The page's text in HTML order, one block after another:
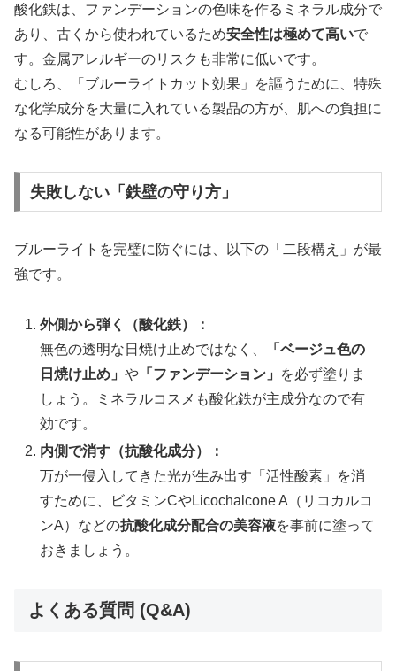
酸化鉄は、ファンデーションの色味を作るミネラル成分で
あり、古くから使われているため安全性は極めて高いで
す。金属アレルギーのリスクも非常に低いです。
むしろ、「ブルーライトカット効果」を謳うために、特殊
な化学成分を大量に入れている製品の方が、肌への負担に
なる可能性があります。
失敗しない「鉄壁の守り方」
ブルーライトを完璧に防ぐには、以下の「二段構え」が最
強です。
外側から弾く（酸化鉄）：
無色の透明な日焼け止めではなく、
「ベージュ色の
日焼け止め」や 「ファンデーション」
を必ず塗りま
しょう。ミネラルコスメも酸化鉄が主成分なので有
効です。
内側で消す（抗酸化成分）：
万が一侵入してきた光が生み出す「活性酸素」を消
すために、ビタミンCやLicochalcone A（リコカルコ
ンA）などの抗酸化成分配合の美容液を事前に塗って
おきましょう。
よくある質問 (Q&A)